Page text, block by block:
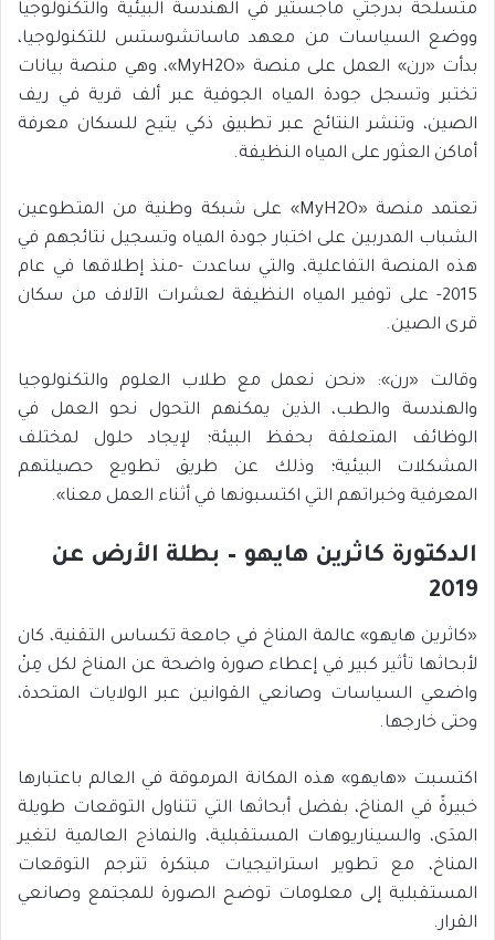
متسلحةً بدرجتي ماجستير في الهندسة البيئية والتكنولوجيا
ووضع السياسات من معهد ماساتشوستس للتكنولوجيا،
بدأت «رن» العمل على منصة «MyH2O»، وهي منصة بيانات
تختبر وتسجل جودة المياه الجوفية عبر ألف قرية في ريف
الصين، وتنشر النتائج عبر تطبيق ذكي يتيح للسكان معرفة
أماكن العثور على المياه النظيفة.
تعتمد منصة «MyH2O» على شبكة وطنية من المتطوعين
الشباب المدربين على اختبار جودة المياه وتسجيل نتائجهم في
هذه المنصة التفاعلية، والتي ساعدت -منذ إطلاقها في عام
2015- على توفير المياه النظيفة لعشرات الآلاف من سكان
قرى الصين.
وقالت «رن»: «نحن نعمل مع طلاب العلوم والتكنولوجيا
والهندسة والطب، الذين يمكنهم التحول نحو العمل في
الوظائف المتعلقة بحفظ البيئة؛ لإيجاد حلول لمختلف
المشكلات البيئية؛ وذلك عن طريق تطويع حصيلتهم
المعرفية وخبراتهم التي اكتسبونها في أثناء العمل معنا».
الدكتورة كاثرين هايهو – بطلة الأرض عن
2019
«كاثرين هايهو» عالمة المناخ في جامعة تكساس التقنية، كان
لأبحاثها تأثير كبير في إعطاء صورة واضحة عن المناخ لكل مِنْ
واضعي السياسات وصانعي القوانين عبر الولايات المتحدة،
وحتى خارجها.
اكتسبت «هايهو» هذه المكانة المرموقة في العالم باعتبارها
خبيرةً في المناخ، بفضل أبحاثها التي تتناول التوقعات طويلة
المدَى، والسيناريوهات المستقبلية، والنماذج العالمية لتغير
المناخ، مع تطوير استراتيجيات مبتكرة تترجم التوقعات
المستقبلية إلى معلومات توضح الصورة للمجتمع وصانعي
القرار.